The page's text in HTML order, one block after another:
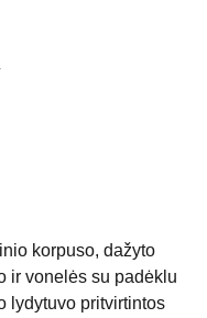
korpuso, dažyto
ir vonelės su padėklu
lydytuvo pritvirtintos